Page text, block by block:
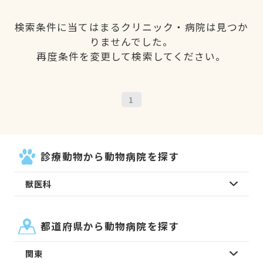
検索条件に当てはまるクリニック・病院は見つか
りませんでした。
再度条件を変更して検索してください。
1
診療動物から動物病院を探す
獣医科
都道府県から動物病院を探す
関東